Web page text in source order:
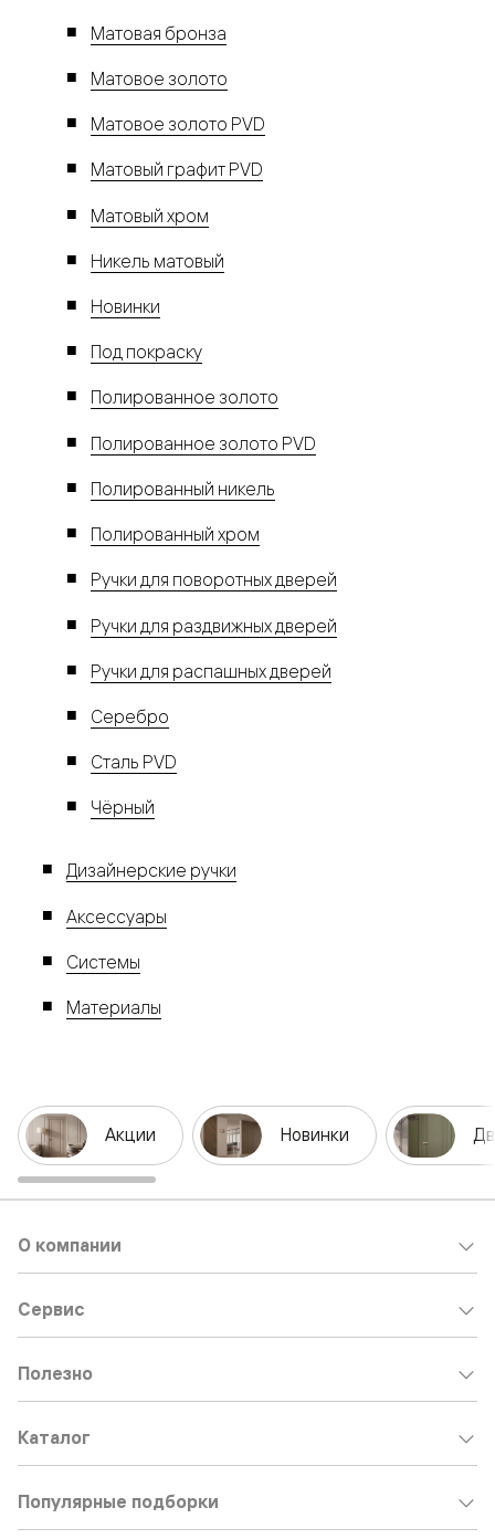
Матовая бронза
Матовое золото
Матовое золото PVD
Матовый графит PVD
Матовый хром
Никель матовый
Новинки
Под покраску
Полированное золото
Полированное золото PVD
Полированный никель
Полированный хром
Ручки для поворотных дверей
Ручки для раздвижных дверей
Ручки для распашных дверей
Серебро
Сталь PVD
Чёрный
Дизайнерские ручки
Аксессуары
Системы
Материалы
Акции Новинки
О компании
Сервис
Полезно
Каталог
Популярные подборки